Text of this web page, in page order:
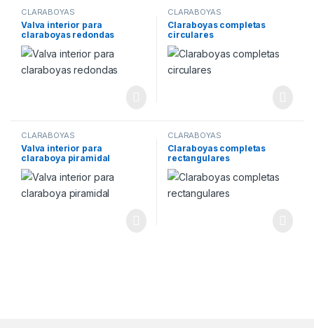
CLARABOYAS
Valva interior para
claraboyas redondas
CLARABOYAS
Claraboyas completas
circulares
CLARABOYAS
Valva interior para
claraboya piramidal
CLARABOYAS
Claraboyas completas
rectangulares